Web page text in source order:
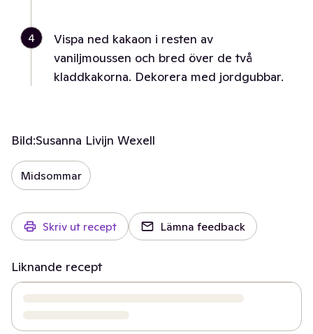
4
Vispa ned kakaon i resten av
vaniljmoussen och bred över de två
kladdkakorna. Dekorera med jordgubbar.
Bild:Susanna Livijn Wexell
Midsommar
Skriv ut recept Lämna feedback
Liknande recept